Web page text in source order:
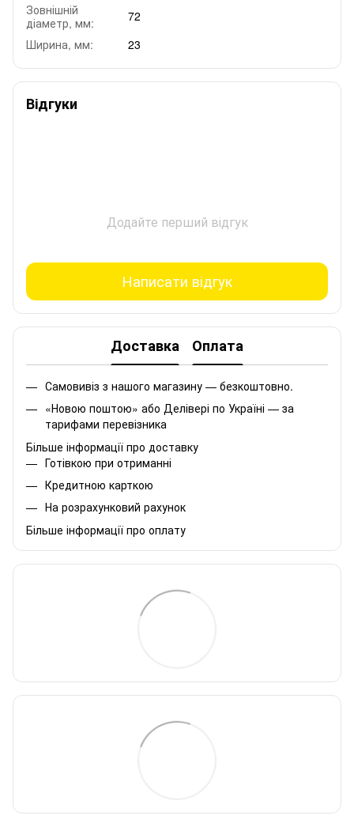
Зовнішній
діаметр, мм:
72
Ширина, мм:
23
Відгуки
Додайте перший відгук
Написати відгук
Доставка Оплата
Самовивіз з нашого магазину — безкоштовно.
«Новою поштою» або Делівері по Україні — за
тарифами перевізника
Більше інформації про доставку
Готівкою при отриманні
Кредитною карткою
На розрахунковий рахунок
Більше інформації про оплату